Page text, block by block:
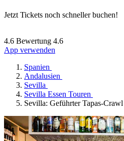
Jetzt Tickets noch schneller buchen!
4.6 Bewertung 4.6
App verwenden
Spanien
Andalusien
Sevilla
Sevilla Essen Touren
Sevilla: Geführter Tapas-Crawl